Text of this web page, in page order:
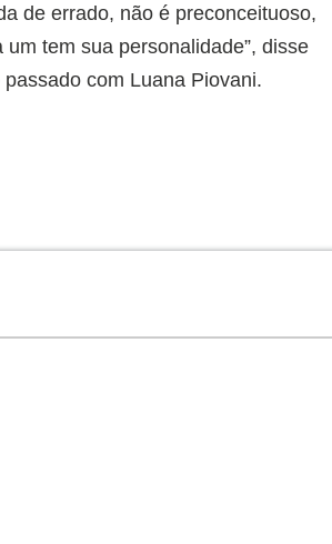
de errado, não é preconceituoso,
tem sua personalidade”, disse
com Luana Piovani.